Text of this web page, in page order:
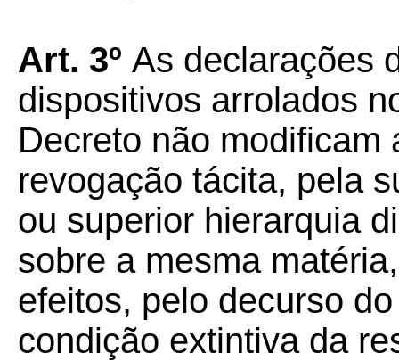
Art. 3º As declarações
dispositivos arrolados
Decreto não modificam
revogação tácita, pela
ou superior hierarquia
sobre a mesma
efeitos, pelo decurso
condição extintiva da